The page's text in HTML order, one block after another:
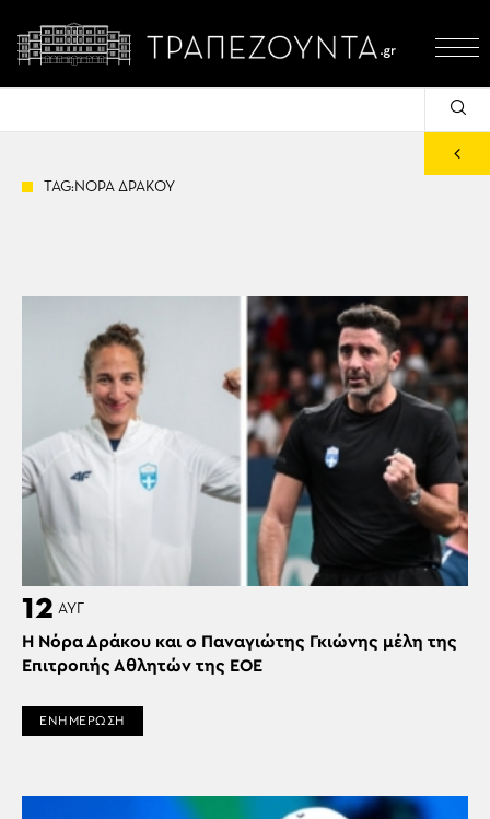
TAG:ΝΟΡΑ ΔΡΑΚΟΥ
12 ΑΥΓ
H Nόρα Δράκου και ο Παναγιώτης Γκιώνης μέλη της
Επιτροπής Αθλητών της ΕΟΕ
ΕΝΗΜΕΡΩΣΗ